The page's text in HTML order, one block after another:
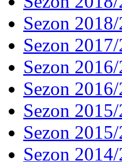
Sezon
Sezon
Sezon
Sezon
Sezon
Sezon
Sezon